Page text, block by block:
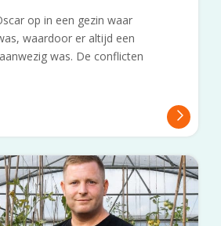
op in een gezin waar
waardoor er altijd een
was. De conflicten